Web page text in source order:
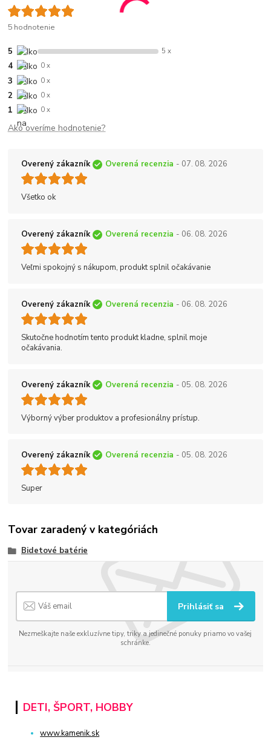
5 hodnotenie
5 5 x
4 0 x
3 0 x
2 0 x
1 0 x
Ako overíme hodnotenie?
Overený zákazník Overená recenzia - 07. 08. 2026
Všetko ok
Overený zákazník Overená recenzia - 06. 08. 2026
Veľmi spokojný s nákupom, produkt splnil očakávanie
Overený zákazník Overená recenzia - 06. 08. 2026
Skutočne hodnotím tento produkt kladne, splnil moje
očakávania.
Overený zákazník Overená recenzia - 05. 08. 2026
Výborný výber produktov a profesionálny prístup.
Overený zákazník Overená recenzia - 05. 08. 2026
Super
Tovar zaradený v kategóriách
Bidetové batérie
Prihlásiť sa
Nezmeškajte naše exkluzívne tipy, triky a jedinečné ponuky priamo vo vašej
schránke.
DETI, ŠPORT, HOBBY
www.kamenik.sk